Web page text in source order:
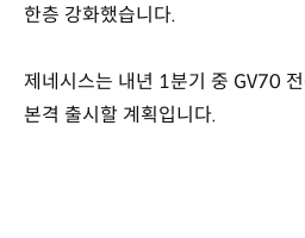
한층 강화했습니다.
제네시스는 내년 1분기 중 GV70
본격 출시할 계획입니다.